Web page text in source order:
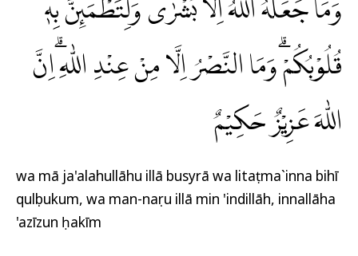
وَمَا جَعَلَهُ اللّٰهُ اِلَّا بُشْرٰى وَلِتَطْمَىِٕنَّ بِهٖ
قُلُوْبُكُمْۗ وَمَا النَّصْرُ اِلَّا مِنْ عِنْدِ اللّٰهِ ۗاِنَّ
اللّٰهَ عَزِيْزٌ حَكِيْمٌ
wa mā ja'alahullāhu illā busyrā wa litaṭma`inna bihī
qulụbukum, wa man-naṣru illā min 'indillāh, innallāha
'azīzun ḥakīm